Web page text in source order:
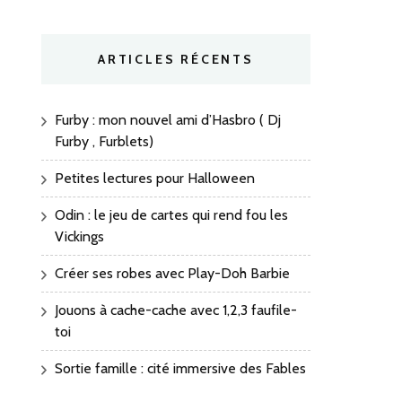
ARTICLES RÉCENTS
Furby : mon nouvel ami d’Hasbro ( Dj
Furby , Furblets)
Petites lectures pour Halloween
Odin : le jeu de cartes qui rend fou les
Vickings
Créer ses robes avec Play-Doh Barbie
Jouons à cache-cache avec 1,2,3 faufile-
toi
Sortie famille : cité immersive des Fables